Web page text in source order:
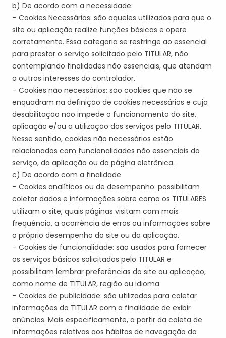
b) De acordo com a necessidade:
– Cookies Necessários: são aqueles utilizados para que o
site ou aplicação realize funções básicas e opere
corretamente. Essa categoria se restringe ao essencial
para prestar o serviço solicitado pelo TITULAR, não
contemplando finalidades não essenciais, que atendam
a outros interesses do controlador.
– Cookies não necessários: são cookies que não se
enquadram na definição de cookies necessários e cuja
desabilitação não impede o funcionamento do site,
aplicação e/ou a utilização dos serviços pelo TITULAR.
Nesse sentido, cookies não necessários estão
relacionados com funcionalidades não essenciais do
serviço, da aplicação ou da página eletrônica.
c) De acordo com a finalidade
– Cookies analíticos ou de desempenho: possibilitam
coletar dados e informações sobre como os TITULARES
utilizam o site, quais páginas visitam com mais
frequência, a ocorrência de erros ou informações sobre
o próprio desempenho do site ou da aplicação.
– Cookies de funcionalidade: são usados para fornecer
os serviços básicos solicitados pelo TITULAR e
possibilitam lembrar preferências do site ou aplicação,
como nome de TITULAR, região ou idioma.
– Cookies de publicidade: são utilizados para coletar
informações do TITULAR com a finalidade de exibir
anúncios. Mais especificamente, a partir da coleta de
informações relativas aos hábitos de navegação do